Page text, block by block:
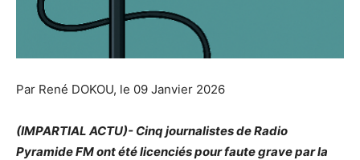
Par René DOKOU, le 09 Janvier 2026
(IMPARTIAL ACTU)- Cinq journalistes de Radio
Pyramide FM ont été licenciés pour faute grave par la